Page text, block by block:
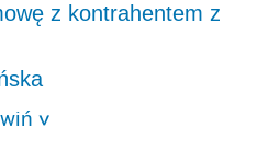
z kontrahentem z
>